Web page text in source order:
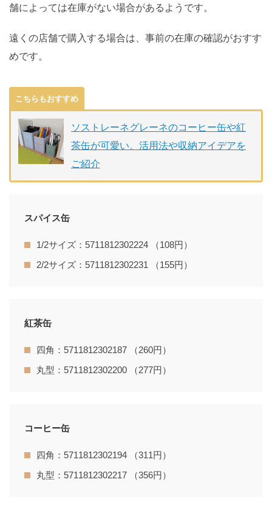
舗によっては在庫がない場合があるようです。
遠くの店舗で購入する場合は、事前の在庫の確認がおすす
めです。
こちらもおすすめ
ソストレーネグレーネのコーヒー缶や紅
茶缶が可愛い。活用法や収納アイデアを
ご紹介
スパイス缶
1/2サイズ：5711812302224 （108円）
2/2サイズ：5711812302231 （155円）
紅茶缶
四角：5711812302187 （260円）
丸型：5711812302200 （277円）
コーヒー缶
四角：5711812302194 （311円）
丸型：5711812302217 （356円）